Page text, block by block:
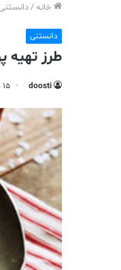
خانه/
دانستنی
طرز تهیه
doosti ۱۵ دی ۱۴۰۴